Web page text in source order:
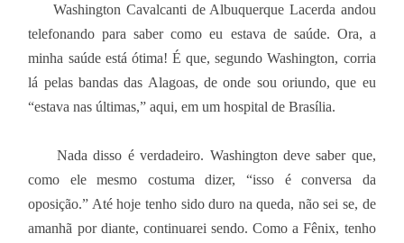
Washington Cavalcanti de Albuquerque Lacerda andou
telefonando para saber como eu estava de saúde. Ora, a
minha saúde está ótima! É que, segundo Washington, corria
lá pelas bandas das Alagoas, de onde sou oriundo, que eu
“estava nas últimas,” aqui, em um hospital de Brasília.
Nada disso é verdadeiro. Washington deve saber que,
como ele mesmo costuma dizer, “isso é conversa da
oposição.” Até hoje tenho sido duro na queda, não sei se, de
amanhã por diante, continuarei sendo. Como a Fênix, tenho